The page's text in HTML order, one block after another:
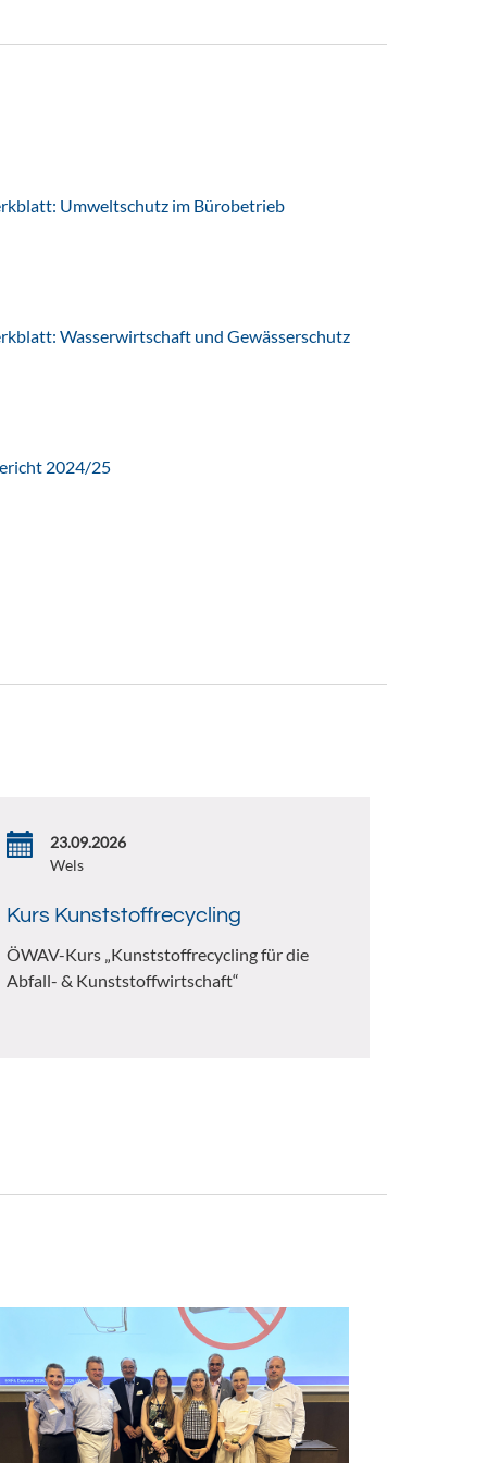
Umweltschutz im Bürobetrieb
Wasserwirtschaft und Gewässerschutz
2024/25
23.09.2026
Wels
Kurs Kunststoffrecycling
ÖWAV-Kurs „Kunststoffrecycling für die
Abfall- & Kunststoffwirtschaft“